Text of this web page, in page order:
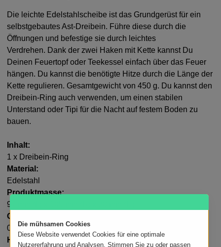
Die leichte Edelstahlscheibe ist das Grundgerüst für ein
selbstgebautes Ast-Dreibein. Führe diese durch die
Öffnungen und befestige sie durch leichtes
Verdrehen. Dank der zwei Haken mit Kette kannst Du
Deinen Feuertopf oder Teekessel einfach über das Feuer
hängen. Du kannst die benötigte Hitze durch die Länge der
Kette regulieren. Gesamtgewicht von 450 g. Du kannst den
Dreibein-Ring auch verwenden, um einen stabilen
Unterstand oder Tipi für die Nacht auf festem Boden zu
bauen.
Inhalt:
1 x Dreibein-Ring
Material:
Edelstahl
Produktmasse:
97 mm (L) x 105 mm (B) x 30 mm (H)
Gewicht:
0,45 kg
Hinweise:
Die mühsamen Cookies
Diese Website verwendet Cookies für eine optimale
Nutzererfahrung und Analysen. Stimmen Sie zu oder passen